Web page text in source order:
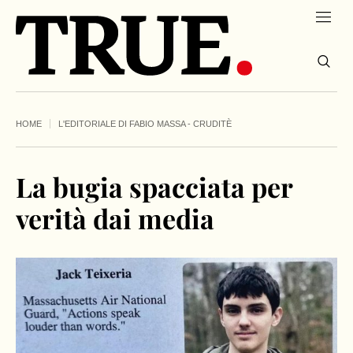
HOME L'EDITORIALE DI FABIO MASSA - CRUDITÈ
La bugia spacciata per
verità dai media